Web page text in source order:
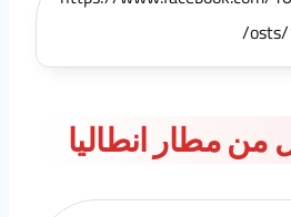
من مطار انطاليا